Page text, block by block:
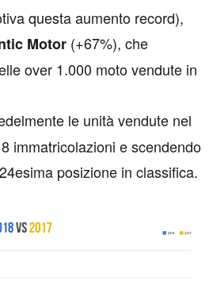
questa aumento record),
Motor (+67%), che
over 1.000 moto vendute in
le unità vendute nel
immatricolazioni e scendendo
posizione in classifica.